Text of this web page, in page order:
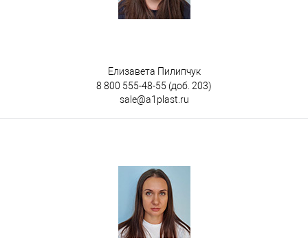
Елизавета Пилипчук
8 800 555-48-55 (доб. 203)
sale@a1plast.ru